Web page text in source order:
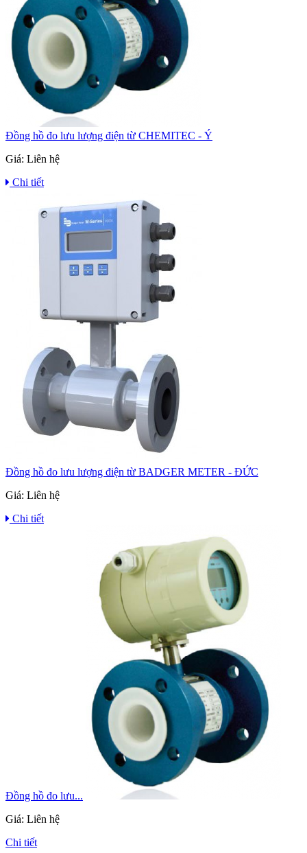
Đồng hồ đo lưu lượng điện từ CHEMITEC - Ý
Giá: Liên hệ
Chi tiết
Đồng hồ đo lưu lượng điện từ BADGER METER - ĐỨC
Giá: Liên hệ
Chi tiết
Đồng hồ đo lưu...
Giá: Liên hệ
Chi tiết